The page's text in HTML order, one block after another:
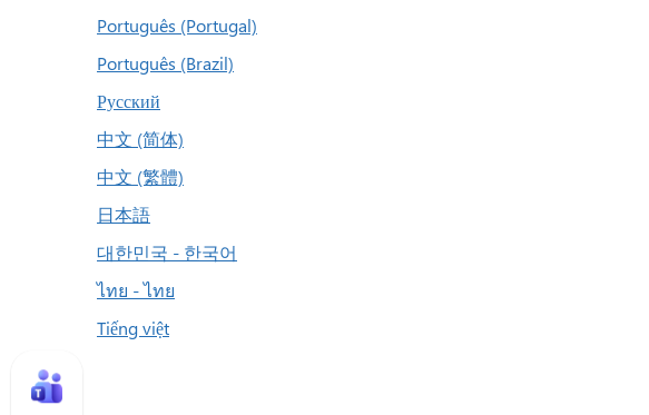
Português (Portugal)
Português (Brazil)
Русский
中文 (简体)
中文 (繁體)
日本語
대한민국 - 한국어
ไทย - ไทย
Tiếng việt